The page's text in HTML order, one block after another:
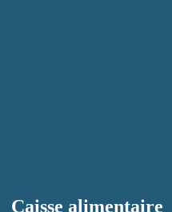
Caisse alimentaire